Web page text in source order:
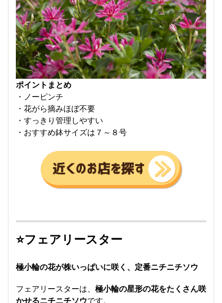
ポイントまとめ
・ノーピンチ
・花がら摘みほぼ不要
・すっきり管理しやすい
・おすすめ鉢サイズは７～８号
⭐フェアリースター
極小輪の花が株いっぱいに咲く、定番ニチニチソウ
フェアリースターは、 極小輪の星形の花をたくさん咲
かせるニチニチソウです。